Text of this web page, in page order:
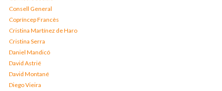
Consell General
Copríncep Francès
Cristina Martínez de Haro
Cristina Serra
Daniel Mandicó
David Astrié
David Montané
Diego Vieira